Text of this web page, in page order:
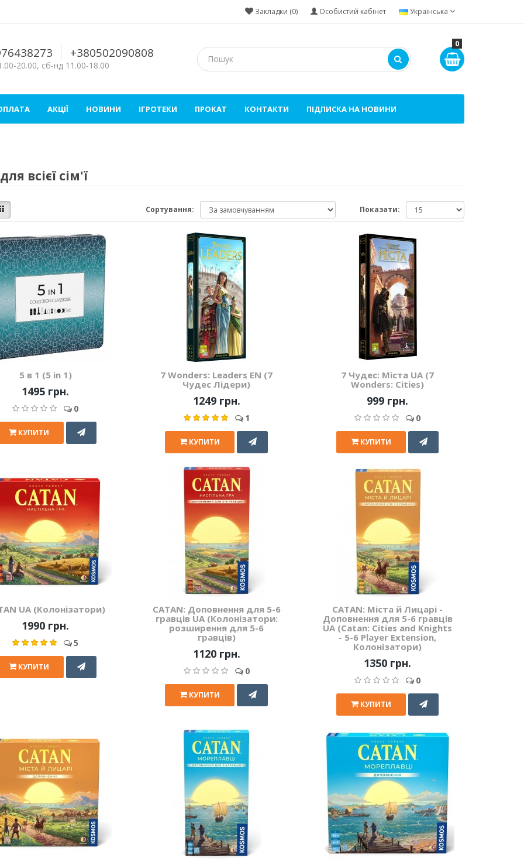
Українська
Особистий кабінет
Закладки (0)
+380502090808
20.00, сб-нд 11.00-18.00
0
АКЦІЇ НОВИНИ ІГРОТЕКИ ПРОКАТ КОНТАКТИ ПІДПИСКА НА НОВИНИ
всієї сім'ї
Сортування: Показати:
5 в 1 (5 in 1)
1495 грн.
0
КУПИТИ
7 Wonders: Leaders EN (7
Чудес Лідери)
1249 грн.
1
КУПИТИ
7 Чудес: Міста UA (7
Wonders: Cities)
999 грн.
0
КУПИТИ
UA (Колонізатори)
1990 грн.
5
КУПИТИ
CATAN: Доповнення для 5-6
гравців UA (Колонізатори:
розширення для 5-6
гравців)
1120 грн.
0
КУПИТИ
CATAN: Міста й Лицарі -
Доповнення для 5-6 гравців
UA (Catan: Cities and Knights
- 5-6 Player Extension,
Колонізатори)
1350 грн.
0
КУПИТИ